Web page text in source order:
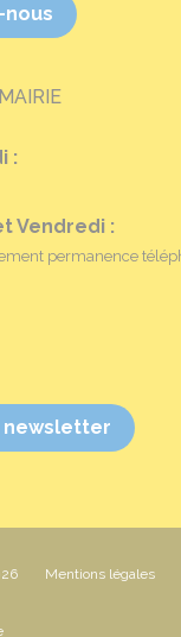
:
Vendredi :
permanence
newsletter
Mentions légales